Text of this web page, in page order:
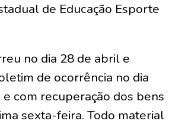
de Educação Esporte
no dia 28 de abril e
de ocorrência no dia
e com recuperação dos bens
sexta-feira. Todo material